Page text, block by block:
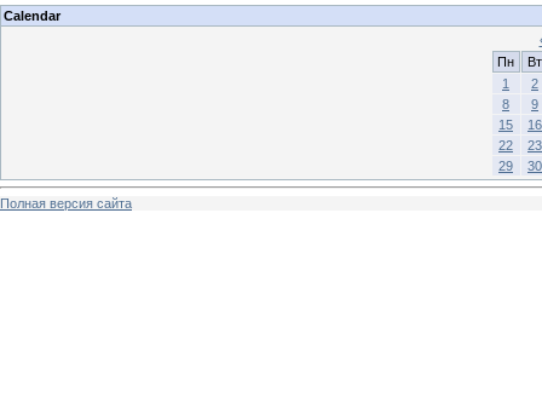
Calendar
Пн
Вт
1
2
8
9
15
16
22
23
29
30
Полная версия сайта